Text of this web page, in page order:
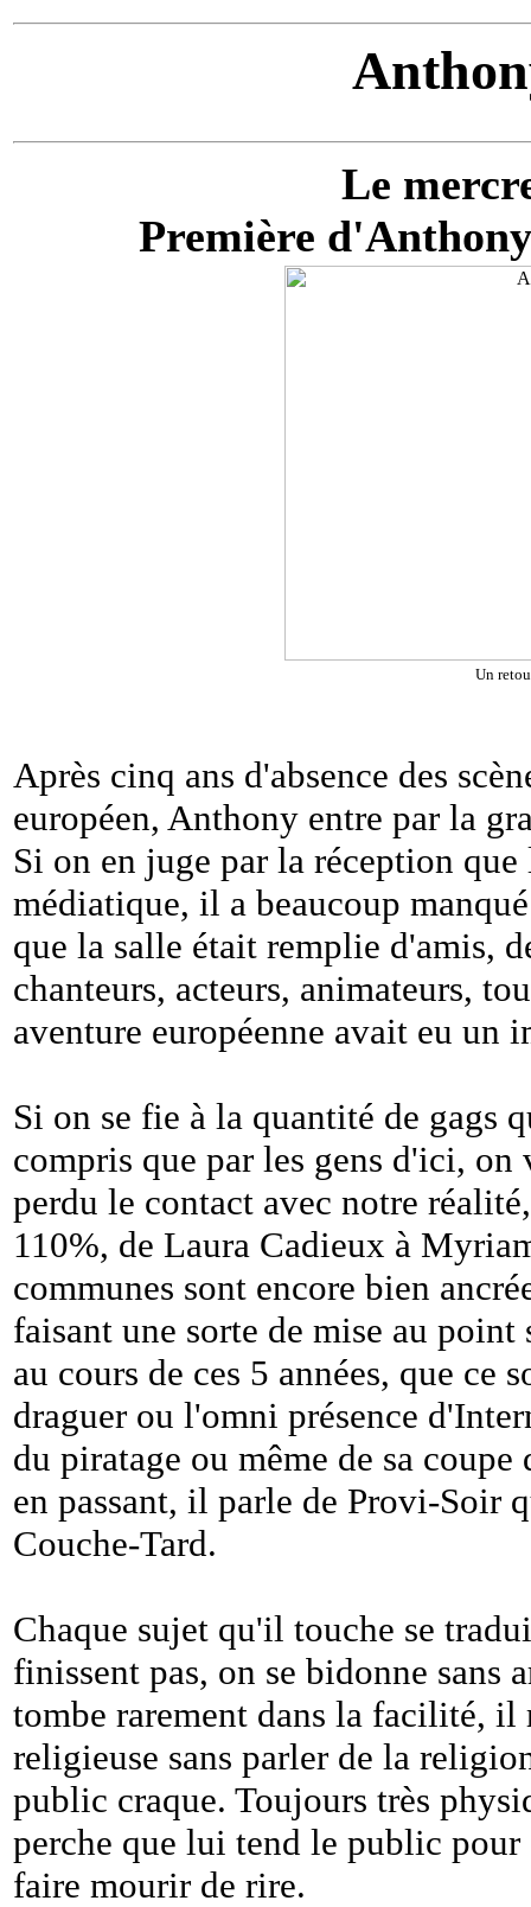
Le
Première
Un
Après cinq ans d'absence des
européen, Anthony entre par la
Si on en juge par la réception
médiatique, il a beaucoup
que la salle était remplie d'amis,
chanteurs, acteurs, animateurs,
aventure européenne avait eu un
Si on se fie à la quantité de gags
compris que par les gens d'ici,
perdu le contact avec notre
110%, de Laura Cadieux à
communes sont encore bien
faisant une sorte de mise au
au cours de ces 5 années, que ce
draguer ou l'omni présence
du piratage ou même de sa
en passant, il parle de Provi-Soir
Couche-Tard.
Chaque sujet qu'il touche se
finissent pas, on se bidonne sans
tombe rarement dans la facilité, il
religieuse sans parler de la
public craque. Toujours très
perche que lui tend le public
faire mourir de rire.